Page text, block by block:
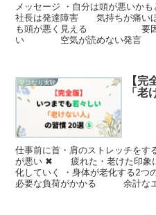
メッセージ ・自分は頭が悪いか
社長は発達障害 気持ちが痛
も頭が悪く見える 要因
い 空気が読めない発言
マコなり実験
【
「
仕事前に首・肩のストレッチを
が悪い ✖ 疲れた・老けた印
化していく ・身体が老化する
必要な負荷がかかる 余計な